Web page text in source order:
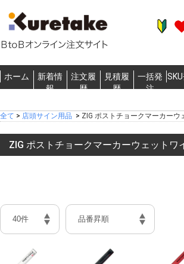
ホーム
新着情
報
注文履
歴
見積履
歴
一括発
注
全て > 店頭サイン用品 > ZIG ポストチョークマーカーウ
ZIG ポストチョークマーカーウェットワ